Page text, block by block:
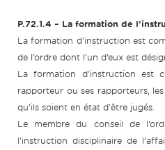
P.72.1.4 – La formation de
La formation d’instruction est
de l’ordre dont l’un d’eux est
La formation d'instruction est
rapporteur ou ses rapporteurs,
qu'ils soient en état d'être jugés.
Le membre du conseil de
l’instruction disciplinaire de